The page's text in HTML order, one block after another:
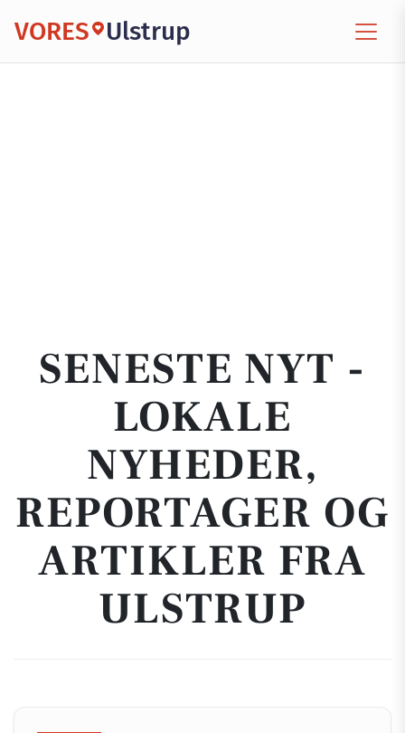
VORES Ulstrup
SENESTE NYT -
LOKALE
NYHEDER,
REPORTAGER OG
ARTIKLER FRA
ULSTRUP